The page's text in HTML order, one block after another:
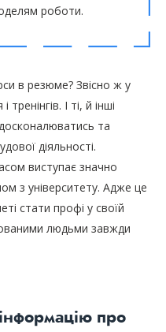
роботи.
в резюме? Звісно ж у
І ті, й інші
та
діяльності.
виступає значно
з університету. Адже це
стати профі у своїй
людьми завжди
про